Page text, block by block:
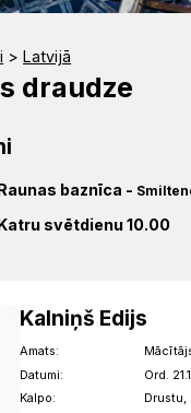
>Latvijā
draudze
baznīca -
svētdienu 10.00
Kalniņš Edijs
Amats:
Datumi:
Ord.
Kalpo:
Drustu,